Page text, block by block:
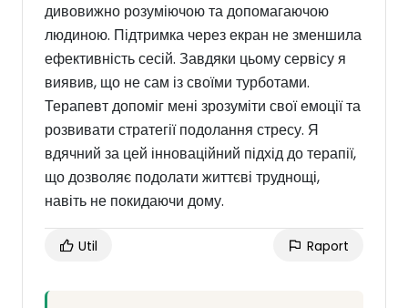
дивовижно розуміючою та допомагаючою
людиною. Підтримка через екран не зменшила
ефективність сесій. Завдяки цьому сервісу я
виявив, що не сам із своїми турботами.
Терапевт допоміг мені зрозуміти свої емоції та
розвивати стратегії подолання стресу. Я
вдячний за цей інноваційний підхід до терапії,
що дозволяє подолати життєві труднощі,
навіть не покидаючи дому.
Util Raport